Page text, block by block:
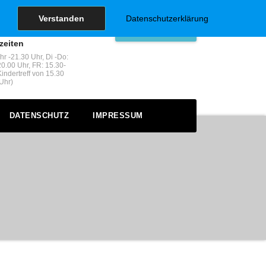
-21.30 Uhr, Di -Do:
Uhr, FR: 15.30-
von 15.30
DATENSCHUTZ IMPRESSUM
Verstanden Datenschutzerklärung